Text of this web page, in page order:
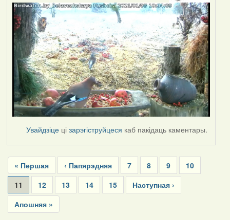
Увайдзіце цізарэгіструйцеся каб пакідаць каментары.
Pagination
First
page
« Першая
Previous
page
‹ Папярэдняя Page
7 Page
8 Page
9 Page
10
Current
page
11 Page
12 Page
13 Page
14 Page
15
Next
page
Наступная ›
Last
page
Апошняя »